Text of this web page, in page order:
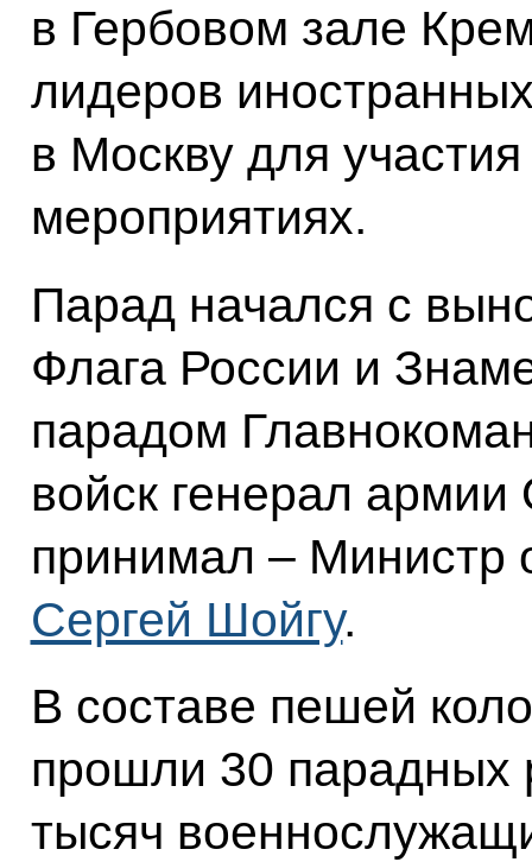
в Гербовом зале
лидеров
в Москву для
мероприятиях.
Парад начался с
Флага России и
парадом
войск генерал
принимал – Министр
Сергей Шойгу.
В составе пешей
прошли 30 парадных
тысяч